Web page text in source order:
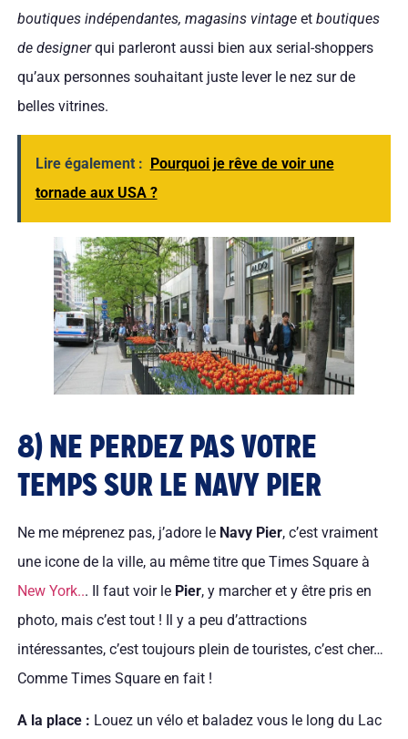
boutiques indépendantes, magasins vintageet boutiques
de designerqui parleront aussi bien aux serial-shoppers
qu’aux personnes souhaitant juste lever le nez sur de
belles vitrines.
Lire également : Pourquoi je rêve de voir une
tornade aux USA ?
8) NE PERDEZ PAS VOTRE
TEMPS SUR LE NAVY PIER
Ne me méprenez pas, j’adore leNavy Pier, c’est vraiment
une icone de la ville, au même titre que Times Square à
New York... Il faut voir le Pier, y marcher et y être pris en
photo, mais c’est tout ! Il y a peu d’attractions
intéressantes, c’est toujours plein de touristes, c’est cher…
Comme Times Square en fait !
A la place : Louez un vélo et baladez vous le long du Lac